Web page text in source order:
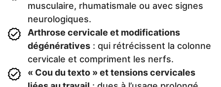
musculaire, rhumatismale ou avec signes
neurologiques.
Arthrose cervicale et modifications
dégénératives : qui rétrécissent la colonne
cervicale et compriment les nerfs.
« Cou du texto » et tensions cervicales